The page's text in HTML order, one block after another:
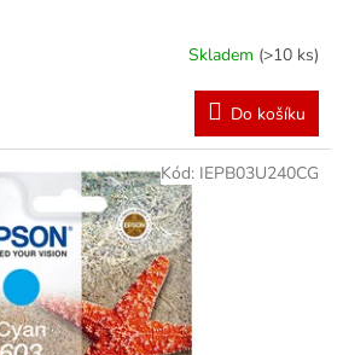
Skladem (>10 ks)
Do košíku
Kód: IEPB03U240CG